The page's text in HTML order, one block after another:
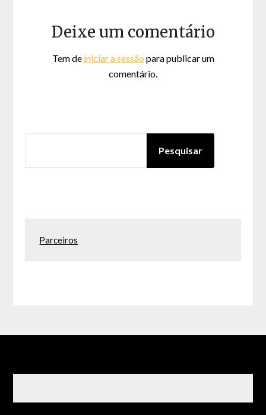
Deixe um comentário
Tem de iniciar a sessão para publicar um
comentário.
Pesquisar
Parceiros